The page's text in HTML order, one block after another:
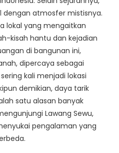
dengan atmosfer mistisnya.
lokal yang mengaitkan
kisah hantu dan kejadian
di bangunan ini,
dipercaya sebagai
kali menjadi lokasi
demikian, daya tarik
satu alasan banyak
Lawang Sewu,
pengalaman yang